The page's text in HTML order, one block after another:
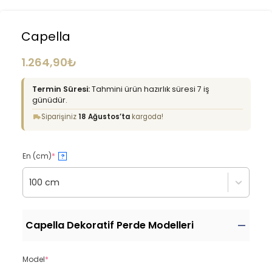
Capella
1.264,90₺
Termin Süresi:Tahmini ürün hazırlık süresi 7 iş
günüdür.
Siparişiniz18 Ağustos’ta kargoda!
En (cm)* ?
100 cm
Capella Dekoratif Perde Modelleri
Model*